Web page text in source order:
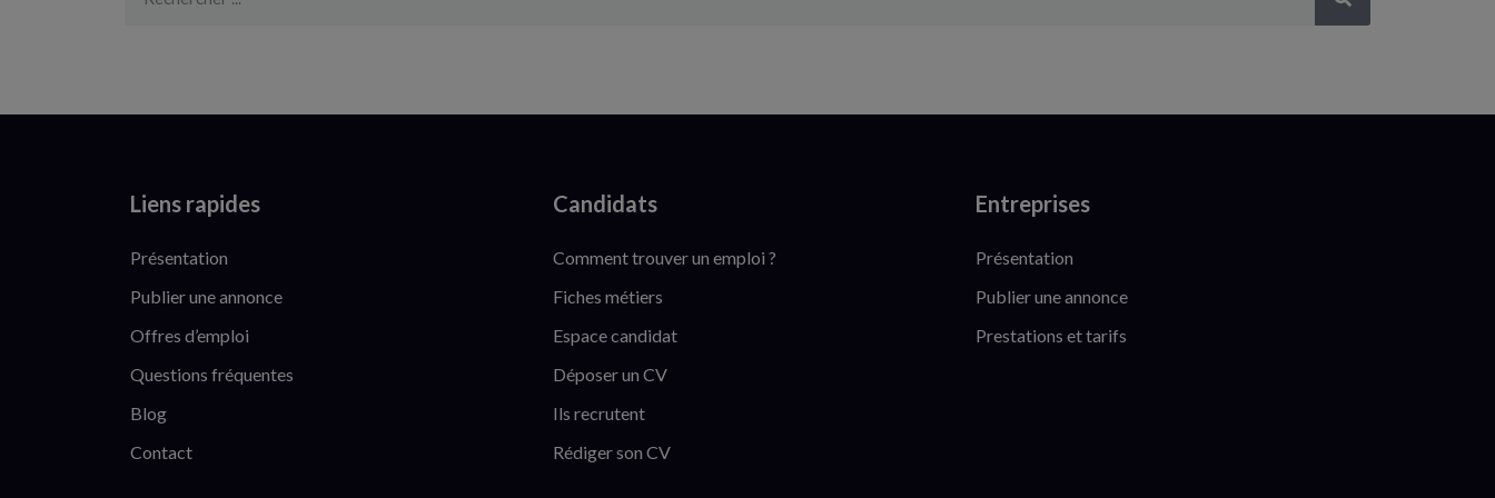
Liens rapides
Présentation
Publier une annonce
Offres d’emploi
Questions fréquentes
Blog
Contact
Candidats
Comment trouver un emploi ?
Fiches métiers
Espace candidat
Déposer un CV
Ils recrutent
Rédiger son CV
Entreprises
Présentation
Publier une annonce
Prestations et tarifs